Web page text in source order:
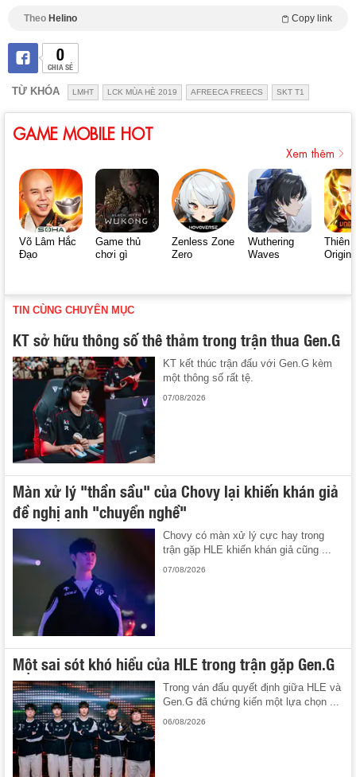
Theo Helino Copy link
0
CHIA SẺ
TỪ KHÓA LMHT LCK MÙA HÈ 2019 AFREECA FREECS SKT T1
GAME MOBILE HOT
Xem thêm
Võ Lâm Hắc
Đạo
Game thủ
chơi gì
Zenless Zone
Zero
Wuthering
Waves
Thiên
Origin
TIN CÙNG CHUYÊN MỤC
KT sở hữu thông số thê thảm trong trận thua Gen.G
KT kết thúc trận đấu với Gen.G kèm
một thông số rất tệ.
07/08/2026
Màn xử lý "thần sầu" của Chovy lại khiến khán giả
đề nghị anh "chuyển nghề"
Chovy có màn xử lý cực hay trong
trận gặp HLE khiến khán giả cũng ...
07/08/2026
Một sai sót khó hiểu của HLE trong trận gặp Gen.G
Trong ván đấu quyết định giữa HLE và
Gen.G đã chứng kiến một lựa chọn ...
06/08/2026